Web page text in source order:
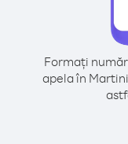
Formați
apela în